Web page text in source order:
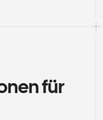
für